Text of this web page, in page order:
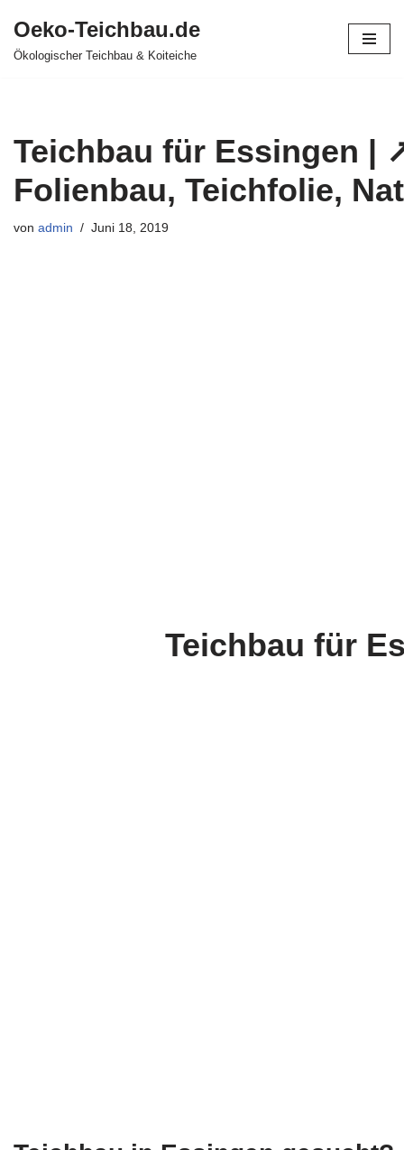
Zum
Oeko-Teichbau.de
Ökologischer Teichbau & Koiteiche
Teichbau für Essingen |
Folienbau, Teichfolie,
von admin Juni 18, 2019
Teichbau für